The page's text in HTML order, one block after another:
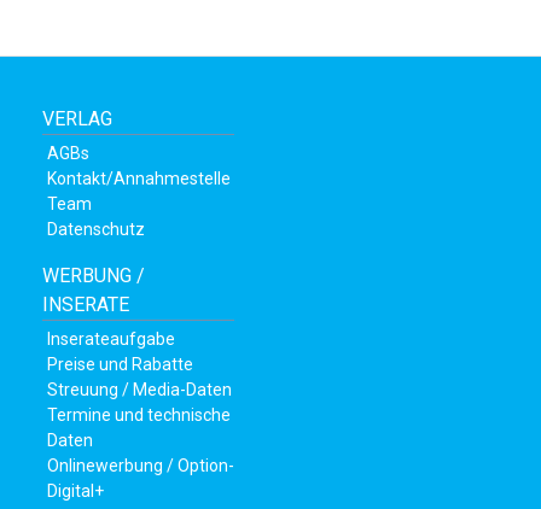
VERLAG
AGBs
Kontakt/Annahmestelle
Team
Datenschutz
WERBUNG /
INSERATE
Inserateaufgabe
Preise und Rabatte
Streuung / Media-Daten
Termine und technische
Daten
Onlinewerbung / Option-
Digital+